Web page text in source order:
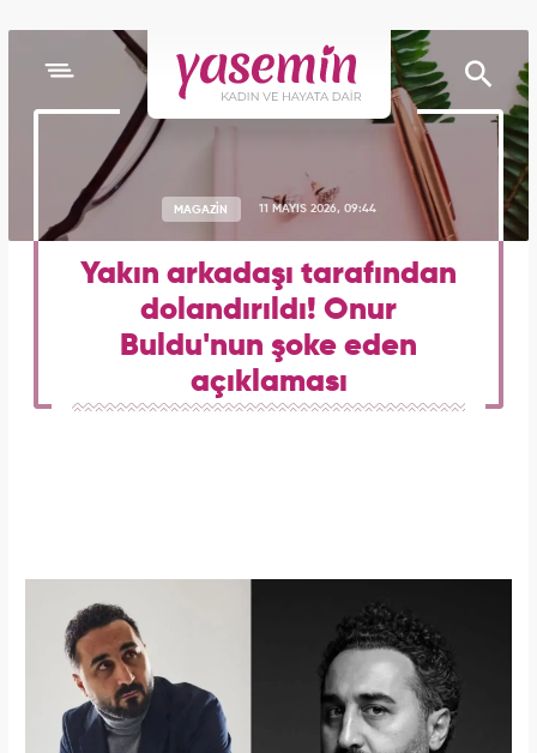
MAGAZİN 11 MAYIS 2026, 09:44
Yakın arkadaşı tarafından
dolandırıldı! Onur
Buldu'nun şoke eden
açıklaması